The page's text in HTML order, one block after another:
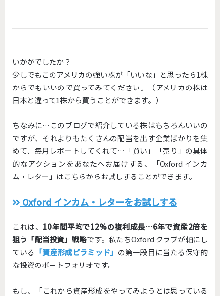
いかがでしたか？
少しでもこのアメリカの強い株が「いいな」と思ったら1株
からでもいいので買ってみてください。（アメリカの株は
日本と違って1株から買うことができます。）
ちなみに…このブログで紹介している株はもちろんいいの
ですが、それよりもたくさんの配当を出す企業ばかりを集
めて、毎月レポートしてくれて…「買い」「売り」の具体
的なアクションをあなたへお届けする、「Oxford インカ
ム・レター」はこちらからお試しすることができます。
Oxford インカム・レターをお試しする
これは、 10年間平均で12%の複利成長…6年で資産2倍を
狙う「配当投資」戦略です。私たちOxford クラブが軸にし
ている 「資産形成ピラミッド」 の第一段目に当たる保守的
な投資のポートフォリオです。
もし、「これから資産形成をやってみようとは思っている